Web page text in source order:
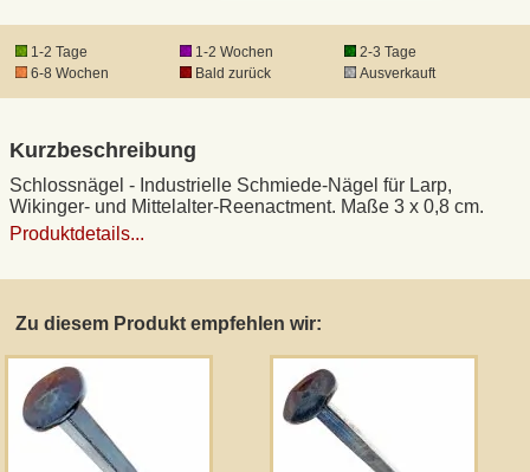
1-2 Tage 1-2 Wochen
2-3 Tage
6-8 Wochen
Bald zurück Ausverkauft
Kurzbeschreibung
Schlossnägel - Industrielle Schmiede-Nägel für Larp,
Wikinger- und Mittelalter-Reenactment. Maße 3 x 0,8 cm.
Produktdetails...
Zu diesem Produkt empfehlen wir:
DHL Kleinpaket
Waffenrecht und FSK 18
Produkthaftung
Widerrufsrecht
Anfertigung von Museumsrepliken